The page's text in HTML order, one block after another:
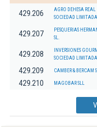
429.206
AGRO DEHESA REAL
SOCIEDAD LIMITADA.
429.207
PESQUERIAS
SL.
429.208
INVERSIONES
SOCIEDAD LIMITADA.
429.209 CAMBER & BERCAM
429.210 MAGOBAR SLL